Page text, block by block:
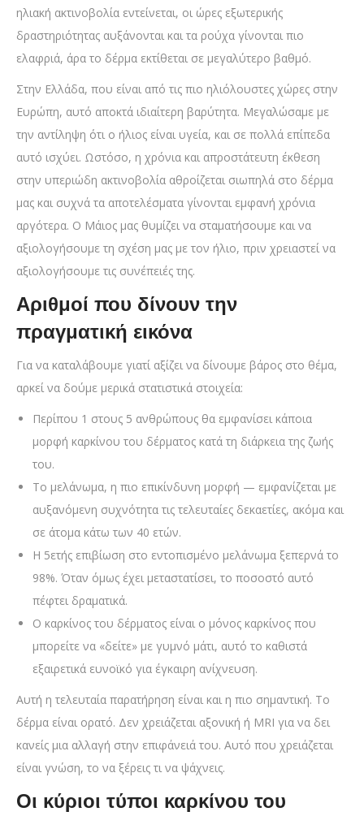
ηλιακή ακτινοβολία εντείνεται, οι ώρες εξωτερικής
δραστηριότητας αυξάνονται και τα ρούχα γίνονται πιο
ελαφριά, άρα το δέρμα εκτίθεται σε μεγαλύτερο βαθμό.
Στην Ελλάδα, που είναι από τις πιο ηλιόλουστες χώρες στην
Ευρώπη, αυτό αποκτά ιδιαίτερη βαρύτητα. Μεγαλώσαμε με
την αντίληψη ότι ο ήλιος είναι υγεία, και σε πολλά επίπεδα
αυτό ισχύει. Ωστόσο, η χρόνια και απροστάτευτη έκθεση
στην υπεριώδη ακτινοβολία αθροίζεται σιωπηλά στο δέρμα
μας και συχνά τα αποτελέσματα γίνονται εμφανή χρόνια
αργότερα. Ο Μάιος μας θυμίζει να σταματήσουμε και να
αξιολογήσουμε τη σχέση μας με τον ήλιο, πριν χρειαστεί να
αξιολογήσουμε τις συνέπειές της.
Αριθμοί που δίνουν την
πραγματική εικόνα
Για να καταλάβουμε γιατί αξίζει να δίνουμε βάρος στο θέμα,
αρκεί να δούμε μερικά στατιστικά στοιχεία:
Περίπου 1 στους 5 ανθρώπους θα εμφανίσει κάποια
μορφή καρκίνου του δέρματος κατά τη διάρκεια της ζωής
του.
Το μελάνωμα, η πιο επικίνδυνη μορφή — εμφανίζεται με
αυξανόμενη συχνότητα τις τελευταίες δεκαετίες, ακόμα και
σε άτομα κάτω των 40 ετών.
Η 5ετής επιβίωση στο εντοπισμένο μελάνωμα ξεπερνά το
98%. Όταν όμως έχει μεταστατίσει, το ποσοστό αυτό
πέφτει δραματικά.
Ο καρκίνος του δέρματος είναι ο μόνος καρκίνος που
μπορείτε να «δείτε» με γυμνό μάτι, αυτό το καθιστά
εξαιρετικά ευνοϊκό για έγκαιρη ανίχνευση.
Αυτή η τελευταία παρατήρηση είναι και η πιο σημαντική. Το
δέρμα είναι ορατό. Δεν χρειάζεται αξονική ή MRI για να δει
κανείς μια αλλαγή στην επιφάνειά του. Αυτό που χρειάζεται
είναι γνώση, το να ξέρεις τι να ψάχνεις.
Οι κύριοι τύποι καρκίνου του